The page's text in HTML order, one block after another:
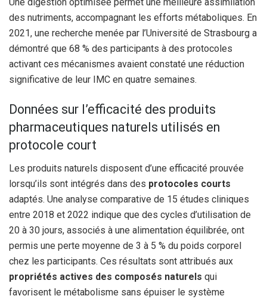
Une digestion optimisée permet une meilleure assimilation
des nutriments, accompagnant les efforts métaboliques. En
2021, une recherche menée par l’Université de Strasbourg a
démontré que 68 % des participants à des protocoles
activant ces mécanismes avaient constaté une réduction
significative de leur IMC en quatre semaines.
Données sur l’efficacité des produits
pharmaceutiques naturels utilisés en
protocole court
Les produits naturels disposent d’une efficacité prouvée
lorsqu’ils sont intégrés dans des protocoles courts
adaptés. Une analyse comparative de 15 études cliniques
entre 2018 et 2022 indique que des cycles d’utilisation de
20 à 30 jours, associés à une alimentation équilibrée, ont
permis une perte moyenne de 3 à 5 % du poids corporel
chez les participants. Ces résultats sont attribués aux
propriétés actives des composés naturels qui
favorisent le métabolisme sans épuiser le système